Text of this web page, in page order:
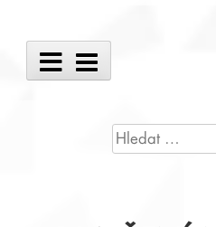
Main
Menu
VYHLEDÁVÁNÍ